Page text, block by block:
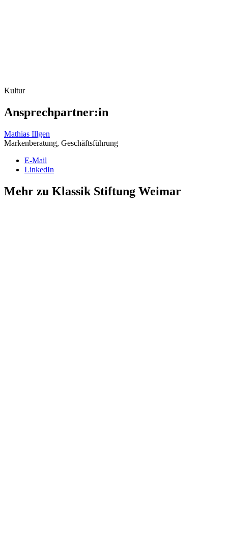
Kultur
Ansprechpartner:in
Mathias Illgen
Markenberatung, Geschäftsführung
E-Mail
LinkedIn
Mehr zu Klassik Stiftung Weimar